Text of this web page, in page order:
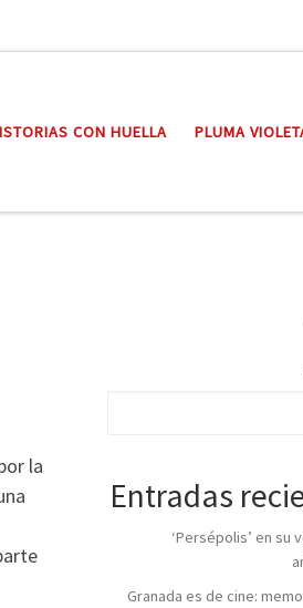
CON HUELLA PLUMA
la
Entradas
‘Persépolis’ en su
Granada es de cine: